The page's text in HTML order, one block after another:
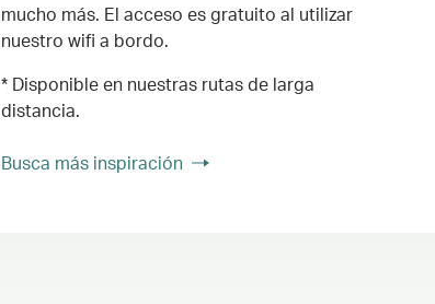
mucho más. El acceso es gratuito al utilizar
nuestro wifi a bordo.
* Disponible en nuestras rutas de larga
distancia.
Busca más inspiración